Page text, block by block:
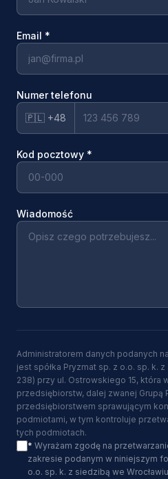
Email *
Numer telefonu
🇵🇱 +48
Kod pocztowy *
Wiadomość
Administratorem danych podanych
jest spółka Pryzmat sp. z o.o. sp. k.
238) przy ul. Ostrowskiego 15, która
przedsiębiorstw, dalej zwanej Grupą
przedsiębiorstwem sprawującym
podmiotami, w tym kontroluje
tych podmiotach.
* Wyrażam zgodę na
zakresie podanym w niniejszym
o.o. sp. k. z siedzibą we